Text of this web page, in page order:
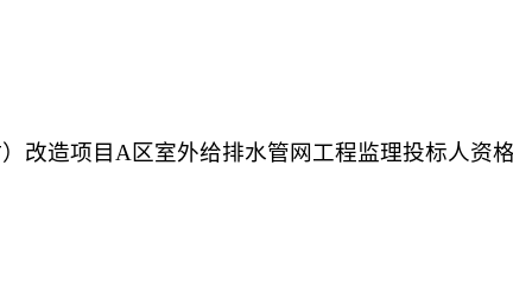
改造项目A区室外给排水管网工程监理投标人资